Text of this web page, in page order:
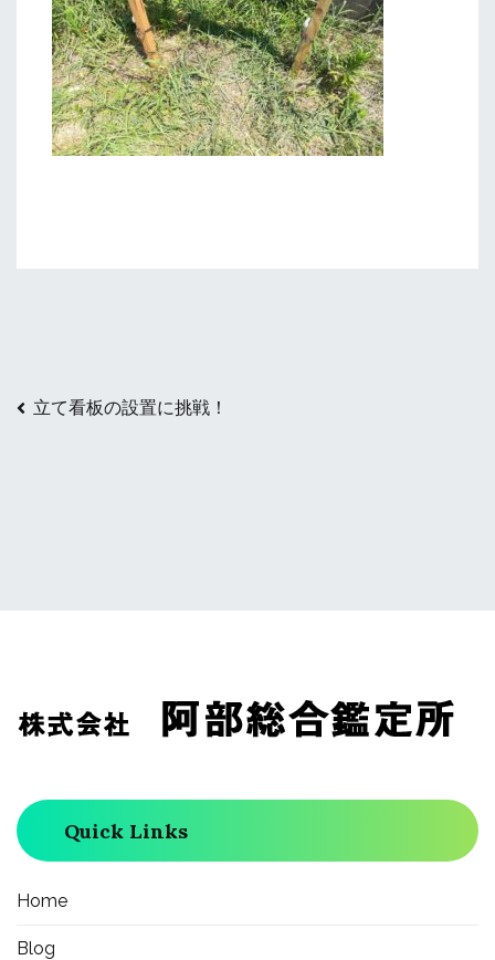
投
ゲ
シ
ョ
立て看板の設置に挑戦！
Quick Links
Home
Blog